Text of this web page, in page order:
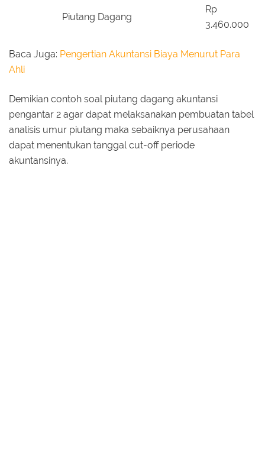
Piutang Dagang
Rp
3.460.000
Baca Juga: Pengertian Akuntansi Biaya Menurut Para
Ahli
Demikian contoh soal piutang dagang akuntansi
pengantar 2 agar dapat melaksanakan pembuatan tabel
analisis umur piutang maka sebaiknya perusahaan
dapat menentukan tanggal cut-off periode
akuntansinya.